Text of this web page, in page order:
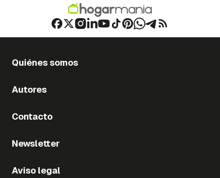
Quiénes somos
Autores
Contacto
Newsletter
Aviso legal